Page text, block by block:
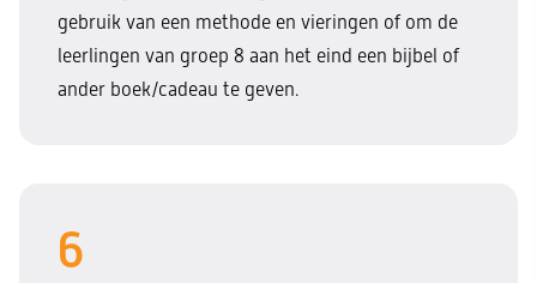
gebruik van een methode en vieringen of om de
leerlingen van groep 8 aan het eind een bijbel of
ander boek/cadeau te geven.
6